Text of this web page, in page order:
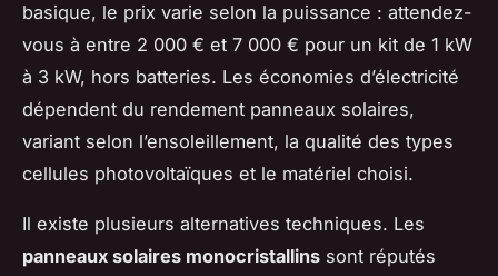
basique, le prix varie selon la puissance : attendez-
vous à entre 2 000 € et 7 000 € pour un kit de 1 kW
à 3 kW, hors batteries. Les économies d’électricité
dépendent du rendement panneaux solaires,
variant selon l’ensoleillement, la qualité des types
cellules photovoltaïques et le matériel choisi.
Il existe plusieurs alternatives techniques. Les
panneaux solaires monocristallins sont réputés